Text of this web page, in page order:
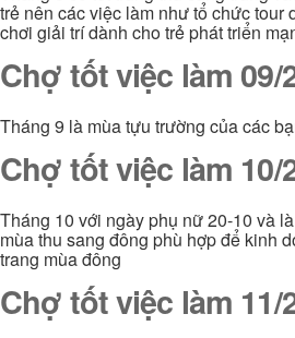
trẻ nên các việc làm như tổ chức tour
chơi giải trí dành cho trẻ phát triển
Chợ tốt việc làm 09/
Tháng 9 là mùa tựu trường của các
Chợ tốt việc làm 10/
Tháng 10 với ngày phụ nữ 20-10 và
mùa thu sang đông phù hợp để kinh
trang mùa đông
Chợ tốt việc làm 11/